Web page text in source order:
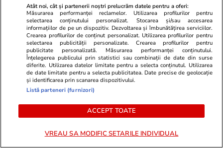
Lifestyle 26 iul.
Ploaia de meteori Delta
Aquaride 2026: când o poți
vedea cel mai bine
Atât noi, cât și partenerii noștri prelucrăm datele pentru a oferi:
Măsurarea performanței reclamelor. Utilizarea profilurilor pentru
selectarea conținutului personalizat. Stocarea și/sau accesarea
informațiilor de pe un dispozitiv. Dezvoltarea și îmbunătățirea serviciilor.
Crearea profilurilor de conținut personalizat. Utilizarea profilurilor pentru
selectarea publicității personalizate. Crearea profilurilor pentru
publicitate personalizată. Măsurarea performanței conținutului.
Înțelegerea publicului prin statistici sau combinații de date din surse
diferite. Utilizarea datelor limitate pentru a selecta conținutul. Utilizarea
de date limitate pentru a selecta publicitatea. Date precise de geolocație
și identificarea prin scanarea dispozitivului.
Listă parteneri (furnizori)
ACCEPT TOATE
VREAU SA MODIFIC SETARILE INDIVIDUAL